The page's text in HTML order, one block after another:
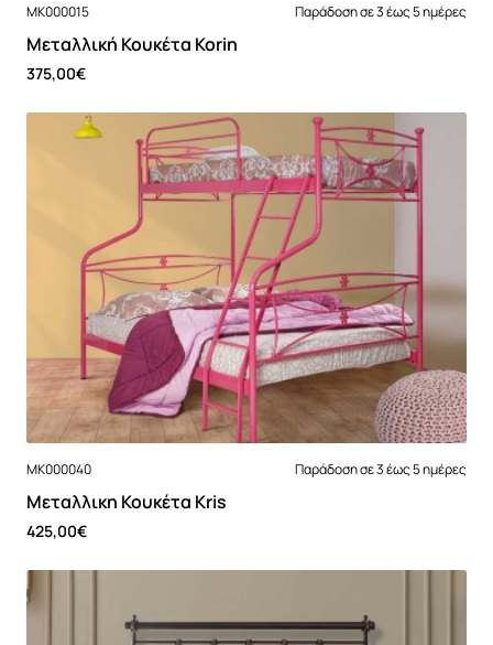
MK000015 Παράδοση σε 3 έως 5 ημέρες
Μεταλλική Κουκέτα Korin
375,00€
MK000040 Παράδοση σε 3 έως 5 ημέρες
Μεταλλικη Κουκέτα Kris
425,00€